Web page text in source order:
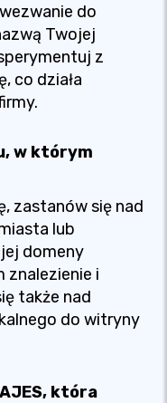
do
Twojej
z
co działa
w którym
zastanów się nad
lub
domeny
znalezienie i
także nad
do witryny
która